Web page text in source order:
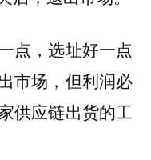
点，选址好一点
市场，但利润必
供应链出货的工